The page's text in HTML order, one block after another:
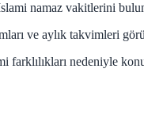
namaz vakitlerini
ve aylık takvimleri
farklılıkları nedeniyle